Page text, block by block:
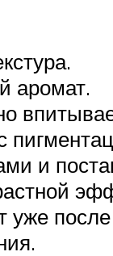
аромат.
и
уже